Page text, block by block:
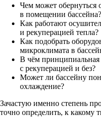
Чем может обернуться
в помещении бассейна?
Как работают
и рекуперацией тепла?
Как подобрать
микроклимата в
В чём принципиальная
с рекуперацией и без?
Может ли бассейну
охлаждение?
Зачастую именно степень
точно определить, к какому